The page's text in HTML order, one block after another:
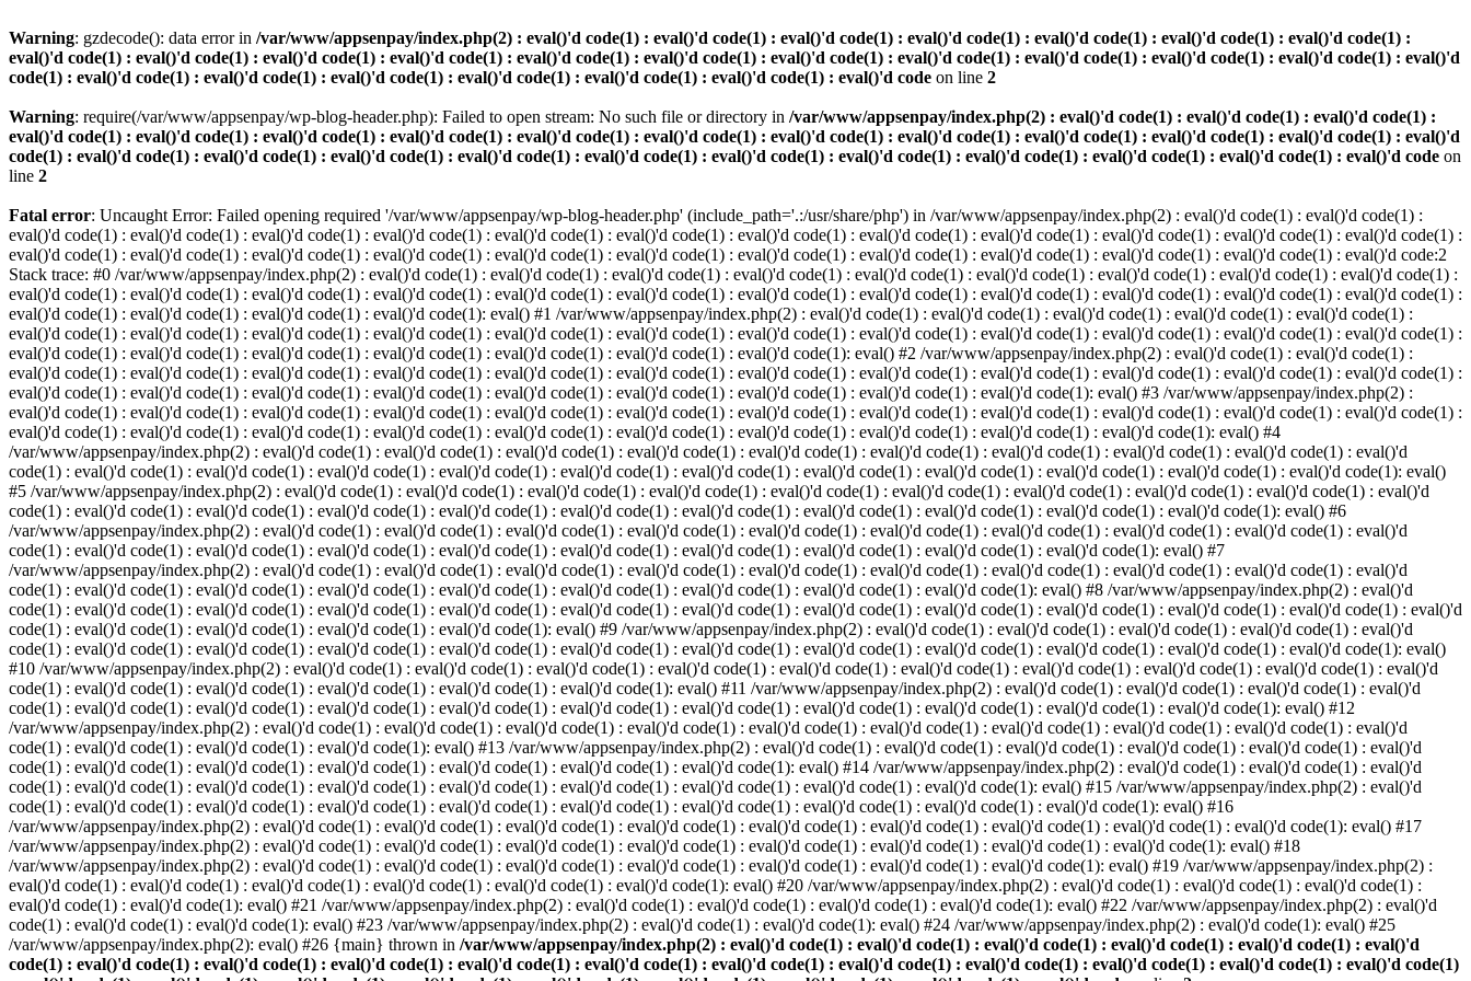
Warning: gzdecode(): data error in /var/www/appsenpay/index.php(2) : eval()'d code(1) : eval()'d code(1) : eval()'d code(1) : eval()'d code(1) : eval()'d code(1) : eval()'d code(1) : eval()'d code(1) :
eval()'d code(1) : eval()'d code(1) : eval()'d code(1) : eval()'d code(1) : eval()'d code(1) : eval()'d code(1) : eval()'d code(1) : eval()'d code(1) : eval()'d code(1) : eval()'d code(1) : eval()'d code(1) : eval()'d
code(1) : eval()'d code(1) : eval()'d code(1) : eval()'d code(1) : eval()'d code(1) : eval()'d code(1) : eval()'d code(1) : eval()'d code on line 2
Warning: require(/var/www/appsenpay/wp-blog-header.php): Failed to open stream: No such file or directory in /var/www/appsenpay/index.php(2) : eval()'d code(1) : eval()'d code(1) : eval()'d code(1) :
eval()'d code(1) : eval()'d code(1) : eval()'d code(1) : eval()'d code(1) : eval()'d code(1) : eval()'d code(1) : eval()'d code(1) : eval()'d code(1) : eval()'d code(1) : eval()'d code(1) : eval()'d code(1) : eval()'d
code(1) : eval()'d code(1) : eval()'d code(1) : eval()'d code(1) : eval()'d code(1) : eval()'d code(1) : eval()'d code(1) : eval()'d code(1) : eval()'d code(1) : eval()'d code(1) : eval()'d code(1) : eval()'d code on
line 2
Fatal error: Uncaught Error: Failed opening required '/var/www/appsenpay/wp-blog-header.php' (include_path='.:/usr/share/php') in /var/www/appsenpay/index.php(2) : eval()'d code(1) : eval()'d code(1) :
eval()'d code(1) : eval()'d code(1) : eval()'d code(1) : eval()'d code(1) : eval()'d code(1) : eval()'d code(1) : eval()'d code(1) : eval()'d code(1) : eval()'d code(1) : eval()'d code(1) : eval()'d code(1) : eval()'d code(1) :
eval()'d code(1) : eval()'d code(1) : eval()'d code(1) : eval()'d code(1) : eval()'d code(1) : eval()'d code(1) : eval()'d code(1) : eval()'d code(1) : eval()'d code(1) : eval()'d code(1) : eval()'d code(1) : eval()'d code:2
Stack trace: #0 /var/www/appsenpay/index.php(2) : eval()'d code(1) : eval()'d code(1) : eval()'d code(1) : eval()'d code(1) : eval()'d code(1) : eval()'d code(1) : eval()'d code(1) : eval()'d code(1) : eval()'d code(1) :
eval()'d code(1) : eval()'d code(1) : eval()'d code(1) : eval()'d code(1) : eval()'d code(1) : eval()'d code(1) : eval()'d code(1) : eval()'d code(1) : eval()'d code(1) : eval()'d code(1) : eval()'d code(1) : eval()'d code(1) :
eval()'d code(1) : eval()'d code(1) : eval()'d code(1) : eval()'d code(1): eval() #1 /var/www/appsenpay/index.php(2) : eval()'d code(1) : eval()'d code(1) : eval()'d code(1) : eval()'d code(1) : eval()'d code(1) :
eval()'d code(1) : eval()'d code(1) : eval()'d code(1) : eval()'d code(1) : eval()'d code(1) : eval()'d code(1) : eval()'d code(1) : eval()'d code(1) : eval()'d code(1) : eval()'d code(1) : eval()'d code(1) : eval()'d code(1) :
eval()'d code(1) : eval()'d code(1) : eval()'d code(1) : eval()'d code(1) : eval()'d code(1) : eval()'d code(1) : eval()'d code(1): eval() #2 /var/www/appsenpay/index.php(2) : eval()'d code(1) : eval()'d code(1) :
eval()'d code(1) : eval()'d code(1) : eval()'d code(1) : eval()'d code(1) : eval()'d code(1) : eval()'d code(1) : eval()'d code(1) : eval()'d code(1) : eval()'d code(1) : eval()'d code(1) : eval()'d code(1) : eval()'d code(1) :
eval()'d code(1) : eval()'d code(1) : eval()'d code(1) : eval()'d code(1) : eval()'d code(1) : eval()'d code(1) : eval()'d code(1) : eval()'d code(1) : eval()'d code(1): eval() #3 /var/www/appsenpay/index.php(2) :
eval()'d code(1) : eval()'d code(1) : eval()'d code(1) : eval()'d code(1) : eval()'d code(1) : eval()'d code(1) : eval()'d code(1) : eval()'d code(1) : eval()'d code(1) : eval()'d code(1) : eval()'d code(1) : eval()'d code(1) :
eval()'d code(1) : eval()'d code(1) : eval()'d code(1) : eval()'d code(1) : eval()'d code(1) : eval()'d code(1) : eval()'d code(1) : eval()'d code(1) : eval()'d code(1) : eval()'d code(1): eval() #4
/var/www/appsenpay/index.php(2) : eval()'d code(1) : eval()'d code(1) : eval()'d code(1) : eval()'d code(1) : eval()'d code(1) : eval()'d code(1) : eval()'d code(1) : eval()'d code(1) : eval()'d code(1) : eval()'d
code(1) : eval()'d code(1) : eval()'d code(1) : eval()'d code(1) : eval()'d code(1) : eval()'d code(1) : eval()'d code(1) : eval()'d code(1) : eval()'d code(1) : eval()'d code(1) : eval()'d code(1) : eval()'d code(1): eval()
#5 /var/www/appsenpay/index.php(2) : eval()'d code(1) : eval()'d code(1) : eval()'d code(1) : eval()'d code(1) : eval()'d code(1) : eval()'d code(1) : eval()'d code(1) : eval()'d code(1) : eval()'d code(1) : eval()'d
code(1) : eval()'d code(1) : eval()'d code(1) : eval()'d code(1) : eval()'d code(1) : eval()'d code(1) : eval()'d code(1) : eval()'d code(1) : eval()'d code(1) : eval()'d code(1) : eval()'d code(1): eval() #6
/var/www/appsenpay/index.php(2) : eval()'d code(1) : eval()'d code(1) : eval()'d code(1) : eval()'d code(1) : eval()'d code(1) : eval()'d code(1) : eval()'d code(1) : eval()'d code(1) : eval()'d code(1) : eval()'d
code(1) : eval()'d code(1) : eval()'d code(1) : eval()'d code(1) : eval()'d code(1) : eval()'d code(1) : eval()'d code(1) : eval()'d code(1) : eval()'d code(1) : eval()'d code(1): eval() #7
/var/www/appsenpay/index.php(2) : eval()'d code(1) : eval()'d code(1) : eval()'d code(1) : eval()'d code(1) : eval()'d code(1) : eval()'d code(1) : eval()'d code(1) : eval()'d code(1) : eval()'d code(1) : eval()'d
code(1) : eval()'d code(1) : eval()'d code(1) : eval()'d code(1) : eval()'d code(1) : eval()'d code(1) : eval()'d code(1) : eval()'d code(1) : eval()'d code(1): eval() #8 /var/www/appsenpay/index.php(2) : eval()'d
code(1) : eval()'d code(1) : eval()'d code(1) : eval()'d code(1) : eval()'d code(1) : eval()'d code(1) : eval()'d code(1) : eval()'d code(1) : eval()'d code(1) : eval()'d code(1) : eval()'d code(1) : eval()'d code(1) : eval()'d
code(1) : eval()'d code(1) : eval()'d code(1) : eval()'d code(1) : eval()'d code(1): eval() #9 /var/www/appsenpay/index.php(2) : eval()'d code(1) : eval()'d code(1) : eval()'d code(1) : eval()'d code(1) : eval()'d
code(1) : eval()'d code(1) : eval()'d code(1) : eval()'d code(1) : eval()'d code(1) : eval()'d code(1) : eval()'d code(1) : eval()'d code(1) : eval()'d code(1) : eval()'d code(1) : eval()'d code(1) : eval()'d code(1): eval()
#10 /var/www/appsenpay/index.php(2) : eval()'d code(1) : eval()'d code(1) : eval()'d code(1) : eval()'d code(1) : eval()'d code(1) : eval()'d code(1) : eval()'d code(1) : eval()'d code(1) : eval()'d code(1) : eval()'d
code(1) : eval()'d code(1) : eval()'d code(1) : eval()'d code(1) : eval()'d code(1) : eval()'d code(1): eval() #11 /var/www/appsenpay/index.php(2) : eval()'d code(1) : eval()'d code(1) : eval()'d code(1) : eval()'d
code(1) : eval()'d code(1) : eval()'d code(1) : eval()'d code(1) : eval()'d code(1) : eval()'d code(1) : eval()'d code(1) : eval()'d code(1) : eval()'d code(1) : eval()'d code(1) : eval()'d code(1): eval() #12
/var/www/appsenpay/index.php(2) : eval()'d code(1) : eval()'d code(1) : eval()'d code(1) : eval()'d code(1) : eval()'d code(1) : eval()'d code(1) : eval()'d code(1) : eval()'d code(1) : eval()'d code(1) : eval()'d
code(1) : eval()'d code(1) : eval()'d code(1) : eval()'d code(1): eval() #13 /var/www/appsenpay/index.php(2) : eval()'d code(1) : eval()'d code(1) : eval()'d code(1) : eval()'d code(1) : eval()'d code(1) : eval()'d
code(1) : eval()'d code(1) : eval()'d code(1) : eval()'d code(1) : eval()'d code(1) : eval()'d code(1) : eval()'d code(1): eval() #14 /var/www/appsenpay/index.php(2) : eval()'d code(1) : eval()'d code(1) : eval()'d
code(1) : eval()'d code(1) : eval()'d code(1) : eval()'d code(1) : eval()'d code(1) : eval()'d code(1) : eval()'d code(1) : eval()'d code(1) : eval()'d code(1): eval() #15 /var/www/appsenpay/index.php(2) : eval()'d
code(1) : eval()'d code(1) : eval()'d code(1) : eval()'d code(1) : eval()'d code(1) : eval()'d code(1) : eval()'d code(1) : eval()'d code(1) : eval()'d code(1) : eval()'d code(1): eval() #16
/var/www/appsenpay/index.php(2) : eval()'d code(1) : eval()'d code(1) : eval()'d code(1) : eval()'d code(1) : eval()'d code(1) : eval()'d code(1) : eval()'d code(1) : eval()'d code(1) : eval()'d code(1): eval() #17
/var/www/appsenpay/index.php(2) : eval()'d code(1) : eval()'d code(1) : eval()'d code(1) : eval()'d code(1) : eval()'d code(1) : eval()'d code(1) : eval()'d code(1) : eval()'d code(1): eval() #18
/var/www/appsenpay/index.php(2) : eval()'d code(1) : eval()'d code(1) : eval()'d code(1) : eval()'d code(1) : eval()'d code(1) : eval()'d code(1) : eval()'d code(1): eval() #19 /var/www/appsenpay/index.php(2) :
eval()'d code(1) : eval()'d code(1) : eval()'d code(1) : eval()'d code(1) : eval()'d code(1) : eval()'d code(1): eval() #20 /var/www/appsenpay/index.php(2) : eval()'d code(1) : eval()'d code(1) : eval()'d code(1) :
eval()'d code(1) : eval()'d code(1): eval() #21 /var/www/appsenpay/index.php(2) : eval()'d code(1) : eval()'d code(1) : eval()'d code(1) : eval()'d code(1): eval() #22 /var/www/appsenpay/index.php(2) : eval()'d
code(1) : eval()'d code(1) : eval()'d code(1): eval() #23 /var/www/appsenpay/index.php(2) : eval()'d code(1) : eval()'d code(1): eval() #24 /var/www/appsenpay/index.php(2) : eval()'d code(1): eval() #25
/var/www/appsenpay/index.php(2): eval() #26 {main} thrown in /var/www/appsenpay/index.php(2) : eval()'d code(1) : eval()'d code(1) : eval()'d code(1) : eval()'d code(1) : eval()'d code(1) : eval()'d
code(1) : eval()'d code(1) : eval()'d code(1) : eval()'d code(1) : eval()'d code(1) : eval()'d code(1) : eval()'d code(1) : eval()'d code(1) : eval()'d code(1) : eval()'d code(1) : eval()'d code(1) : eval()'d code(1)